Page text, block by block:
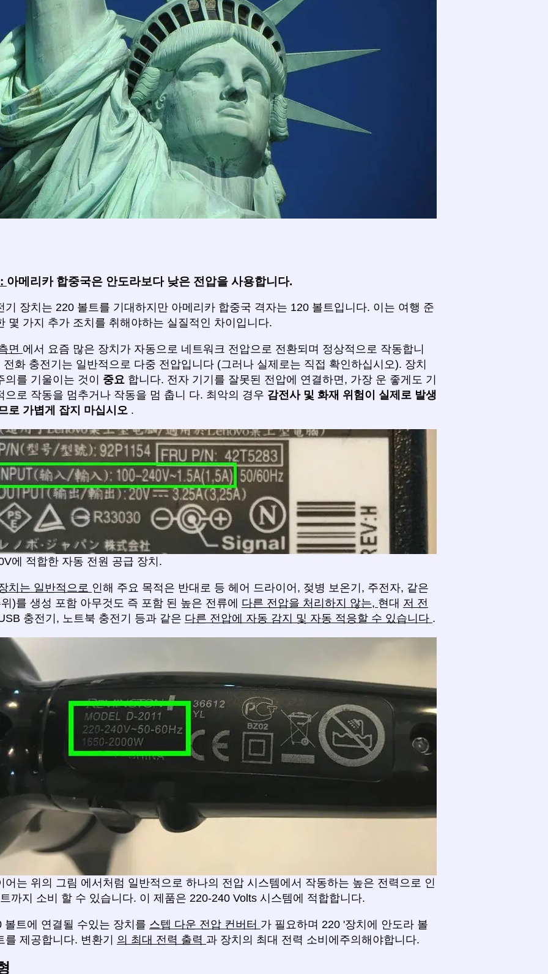
아메리카 합중국은 안도라보다 낮은 전압을 사용합니다.
기 장치는 220 볼트를 기대하지만 아메리카 합중국 격자는 120 볼트입니다. 이는 여행 준
몇 가지 추가 조치를 취해야하는 실질적인 차이입니다.
면 에서 요즘 많은 장치가 자동으로 네트워크 전압으로 전환되며 정상적으로 작동합니
전화 충전기는 일반적으로 다중 전압입니다 (그러나 실제로는 직접 확인하십시오). 장치
의를 기울이는 것이 중요 합니다. 전자 기기를 잘못된 전압에 연결하면, 가장 운 좋게도 기
으로 작동을 멈추거나 작동을 멈 춥니 다. 최악의 경우 감전사 및 화재 위험이 실제로 발생
로 가볍게 잡지 마십시오 .
에 적합한 자동 전원 공급 장치.
치는 일반적으로 인해 주요 목적은 반대로 등 헤어 드라이어, 젖병 보온기, 주전자, 같은
)를 생성 포함 아무것도 즉 포함 된 높은 전류에 다른 전압을 처리하지 않는, 현대 저 전
충전기, 노트북 충전기 등과 같은 다른 전압에 자동 감지 및 자동 적응할 수 있습니다 .
어는 위의 그림 에서처럼 일반적으로 하나의 전압 시스템에서 작동하는 높은 전력으로 인
까지 소비 할 수 있습니다. 이 제품은 220-240 Volts 시스템에 적합합니다.
볼트에 연결될 수있는 장치를 스텝 다운 전압 컨버터 가 필요하며 220 '장치에 안도라 볼
를 제공합니다. 변환기 의 최대 전력 출력 과 장치의 최대 전력 소비에주의해야합니다.